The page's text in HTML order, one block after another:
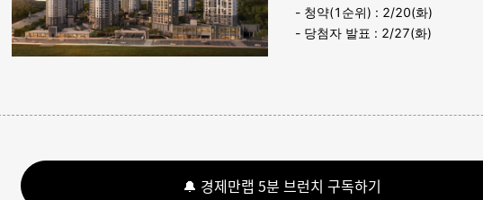
- 청약(1순위) : 2/20(화)
- 당첨자 발표 : 2/27(화)
🔔 경제만랩 5분 브런치 구독하기